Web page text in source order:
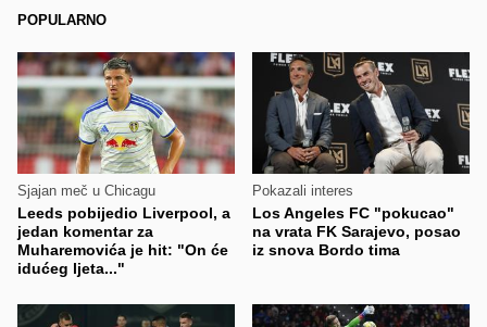
POPULARNO
Sjajan meč u Chicagu
Leeds pobijedio Liverpool, a
jedan komentar za
Muharemovića je hit: "On će
idućeg ljeta..."
Pokazali interes
Los Angeles FC "pokucao"
na vrata FK Sarajevo, posao
iz snova Bordo tima